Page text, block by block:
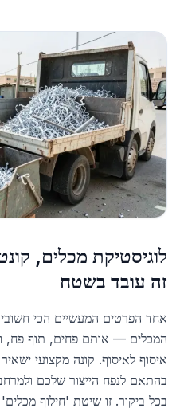
לוגיסטיקת מכלים,
זה עובד בשטח
אחד הפרטים המעשיים הכי
איסוף לאיסוף. קונה מקצועי
בהתאם לנפח הייצור שלכם
בכל ביקור. זו שיטת 'חילוף